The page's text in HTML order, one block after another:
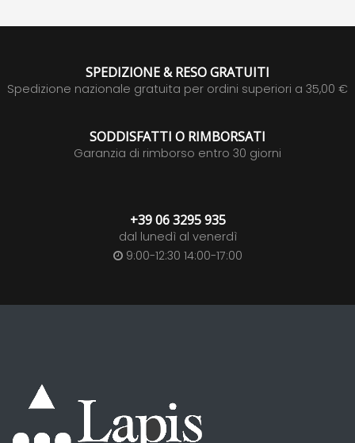
SPEDIZIONE & RESO GRATUITI
Spedizione nazionale gratuita per ordini superiori a 35,00 €
SODDISFATTI O RIMBORSATI
Garanzia di rimborso entro 30 giorni
+39 06 3295 935
dal lunedì al venerdì
9:00-12:30 14:00-17:00